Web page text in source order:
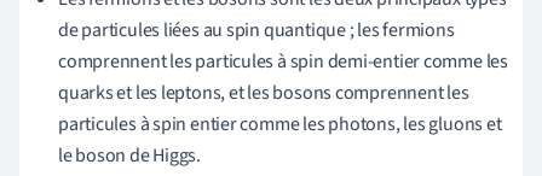
de particules liées au spin quantique ; les fermions
comprennent les particules à spin demi-entier comme les
quarks et les leptons, et les bosons comprennent les
particules à spin entier comme les photons, les gluons et
le boson de Higgs.